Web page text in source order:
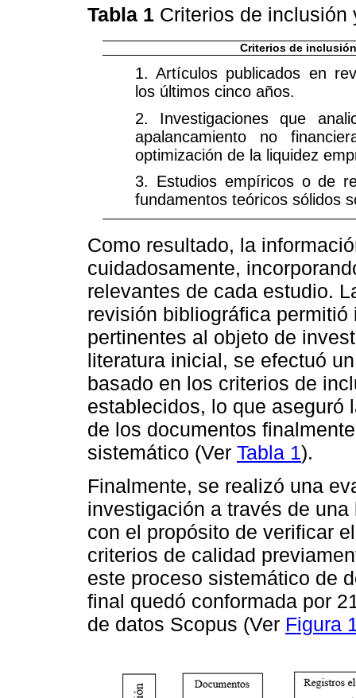
Tabla 1 Criterios de
Criterios de inclusión
1. Artículos publicados en
los últimos cinco años.
2. Investigaciones que
apalancamiento no
optimización de la liquidez
3. Estudios empíricos o de
fundamentos teóricos sólidos
Como resultado, la
cuidadosamente,
relevantes de cada estudio.
revisión bibliográfica
pertinentes al objeto de
literatura inicial, se efectuó
basado en los criterios de
establecidos, lo que aseguró
de los documentos
sistemático (Ver Tabla 1).
Finalmente, se realizó una
investigación a través de
con el propósito de verificar
criterios de calidad
este proceso sistemático de
final quedó conformada por
de datos Scopus (Ver Figura